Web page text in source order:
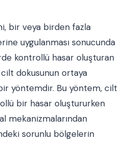
bir veya birden fazla
uygulanması sonucunda
kontrollü hasar oluşturan
cilt dokusunun ortaya
yöntemdir. Bu yöntem, cilt
bir hasar oluştururken
mekanizmalarından
sorunlu bölgelerin